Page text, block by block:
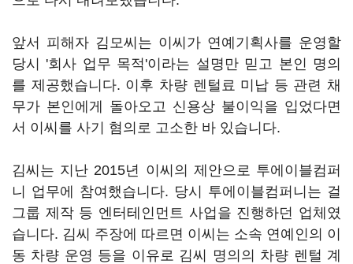
앞서 피해자 김모씨는 이씨가 연예기획사를 운영할
당시 '회사 업무 목적'이라는 설명만 믿고 본인 명의
를 제공했습니다. 이후 차량 렌털료 미납 등 관련 채
무가 본인에게 돌아오고 신용상 불이익을 입었다면
서 이씨를 사기 혐의로 고소한 바 있습니다.
김씨는 지난 2015년 이씨의 제안으로 투에이블컴퍼
니 업무에 참여했습니다. 당시 투에이블컴퍼니는 걸
그룹 제작 등 엔터테인먼트 사업을 진행하던 업체였
습니다. 김씨 주장에 따르면 이씨는 소속 연예인의 이
동 차량 운영 등을 이유로 김씨 명의의 차량 렌털 계